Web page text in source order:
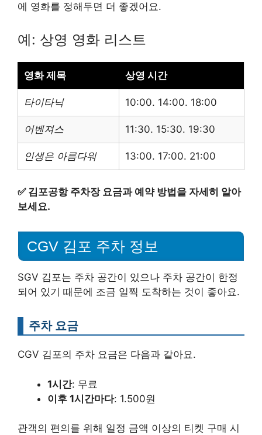
에 영화를 정해두면 더 좋겠어요.
예: 상영 영화 리스트
영화 제목 상영 시간
타이타닉 10:00. 14:00. 18:00
어벤져스 11:30. 15:30. 19:30
인생은 아름다워 13:00. 17:00. 21:00
✅ 김포공항 주차장 요금과 예약 방법을 자세히 알아
보세요.
CGV 김포 주차 정보
SGV 김포는 주차 공간이 있으나 주차 공간이 한정
되어 있기 때문에 조금 일찍 도착하는 것이 좋아요.
주차 요금
CGV 김포의 주차 요금은 다음과 같아요.
1시간: 무료
이후 1시간마다: 1.500원
관객의 편의를 위해 일정 금액 이상의 티켓 구매 시